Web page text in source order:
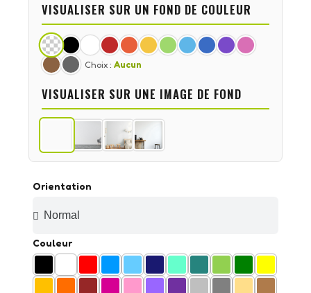
Orientation
Couleur
VISUALISER SUR UN FOND DE COULEUR
Choix : Aucun
VISUALISER SUR UNE IMAGE DE FOND